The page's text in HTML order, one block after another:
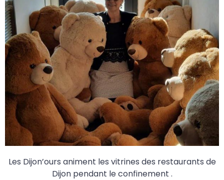
Les Dijon’ours animent les vitrines des restaurants de
Dijon pendant le confinement .